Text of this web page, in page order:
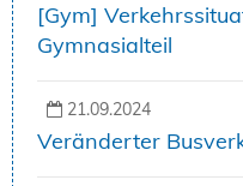
[Gym]
Gymnasialteil
21.09.2024
Veränderter